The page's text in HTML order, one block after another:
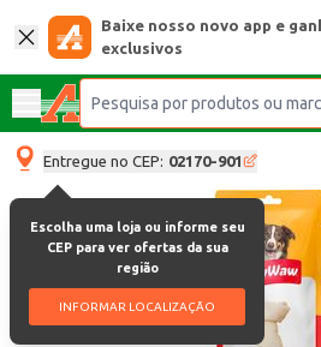
Baixe nosso novo app e
exclusivos
Entregue no CEP: 02170-901
Escolha uma loja ou informe seu
CEP para ver ofertas da sua
região
INFORMAR LOCALIZAÇÃO